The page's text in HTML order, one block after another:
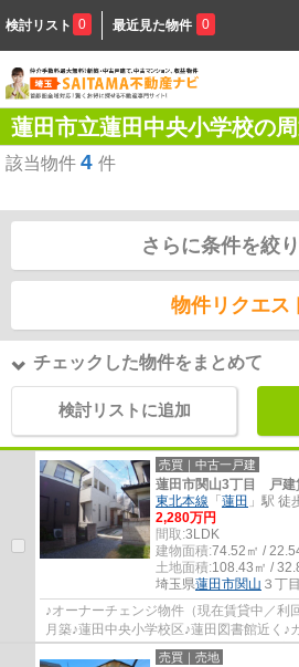
検討リスト 0 最近見た物件 0
蓮田市立蓮田中央小学校の
該当物件 4 件
さらに条件を絞
物件リクエス
チェックした物件をまとめて
検討リストに追加
売買｜中古一戸建
蓮田市関山3丁目 戸建
東北本線 「 蓮田 」駅 徒
2,280万円
間取:3LDK
建物面積:74.52㎡ /
土地面積:108.43㎡ /
埼玉県蓮田市関山 ３丁目
♪オーナーチェンジ物件（現在賃貸中／利
月築♪蓮田中央小学校区♪蓮田図書館近く♪
口間口２ｍ・車種による）♪閑静な住環境♪
売買｜売地